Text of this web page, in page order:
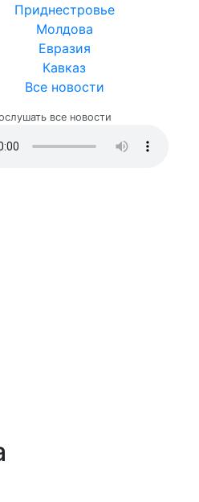
Приднестровье
Молдова
Евразия
Кавказ
Все новости
все новости